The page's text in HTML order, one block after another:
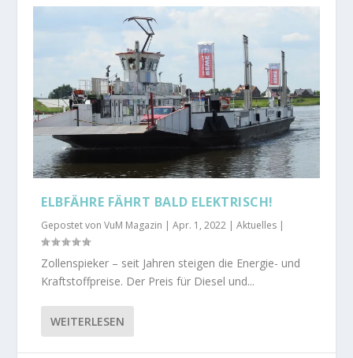
ELBFÄHRE FÄHRT BALD ELEKTRISCH!
Gepostet vonVuM Magazin |Apr. 1, 2022 |Aktuelles |
Zollenspieker – seit Jahren steigen die Energie- und
Kraftstoffpreise. Der Preis für Diesel und...
WEITERLESEN